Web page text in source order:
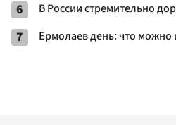
6 В России стремительно
7 Ермолаев день: что можно